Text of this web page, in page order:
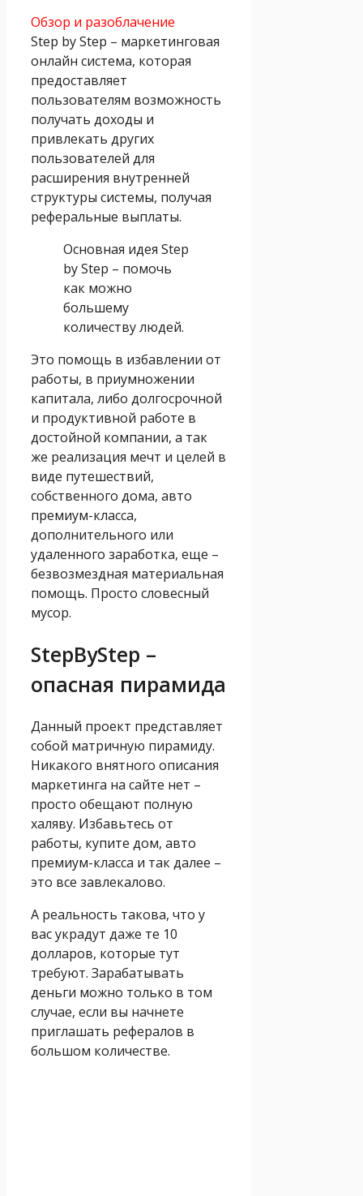
Обзор и разоблачение
Step by Step – маркетинговая
онлайн система, которая
предоставляет
пользователям возможность
получать доходы и
привлекать других
пользователей для
расширения внутренней
структуры системы, получая
реферальные выплаты.
Основная идея Step
by Step – помочь
как можно
большему
количеству людей.
Это помощь в избавлении от
работы, в приумножении
капитала, либо долгосрочной
и продуктивной работе в
достойной компании, а так
же реализация мечт и целей в
виде путешествий,
собственного дома, авто
премиум-класса,
дополнительного или
удаленного заработка, еще –
безвозмездная материальная
помощь. Просто словесный
мусор.
StepByStep –
опасная пирамида
Данный проект представляет
собой матричную пирамиду.
Никакого внятного описания
маркетинга на сайте нет –
просто обещают полную
халяву. Избавьтесь от
работы, купите дом, авто
премиум-класса и так далее –
это все завлекалово.
А реальность такова, что у
вас украдут даже те 10
долларов, которые тут
требуют. Зарабатывать
деньги можно только в том
случае, если вы начнете
приглашать рефералов в
большом количестве.